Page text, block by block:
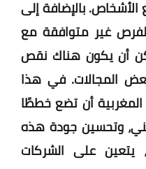
بالإضافة إلى
غير متوافقة مع
أن يكون هناك نقص
المجالات. في هذا
أن تضع خططًا
وتحسين جودة هذه
يتعين على الشركات